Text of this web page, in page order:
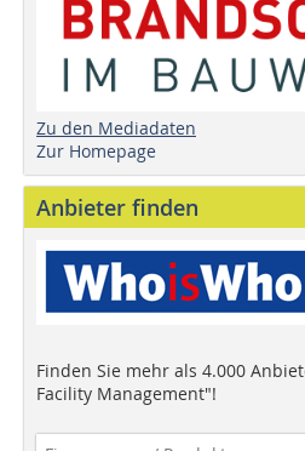
Zu den Mediadaten
Zur Homepage
Anbieter finden
Finden Sie mehr als 4.000
Facility Management"!